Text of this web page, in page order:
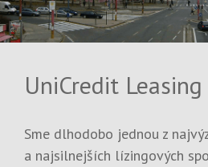
UniCredit Leasing
Sme dlhodobo jednou z
a najsilnejších lízingových